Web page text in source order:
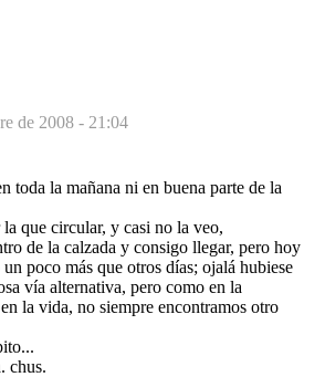
de 2008 - 21:04
toda la mañana ni en buena parte de la
que circular, y casi no la veo,
de la calzada y consigo llegar, pero hoy
poco más que otros días; ojalá hubiese
vía alternativa, pero como en la
la vida, no siempre encontramos otro
chus.